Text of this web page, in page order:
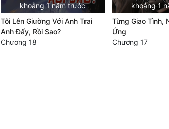
khoảng 1 năm trước
Tôi Lên Giường Với Anh Trai
Anh Đấy, Rồi Sao?
Chương 18
khoảng 1
Từng Giao Tình,
Ứng
Chương 17